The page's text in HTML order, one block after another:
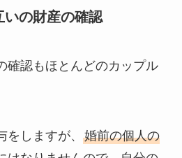
いの財産の確認
確認もほとんどのカップル
しますが、 婚前の個人の